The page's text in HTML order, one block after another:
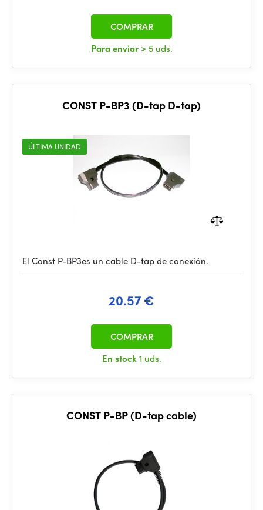
Para enviar > 5 uds.
COMPRAR
CONST P-BP3 (D-tap D-tap)
ÚLTIMA UNIDAD
El Const P-BP3es un cable D-tap de conexión.
20.57 €
En stock1 uds.
COMPRAR
CONST P-BP (D-tap cable)